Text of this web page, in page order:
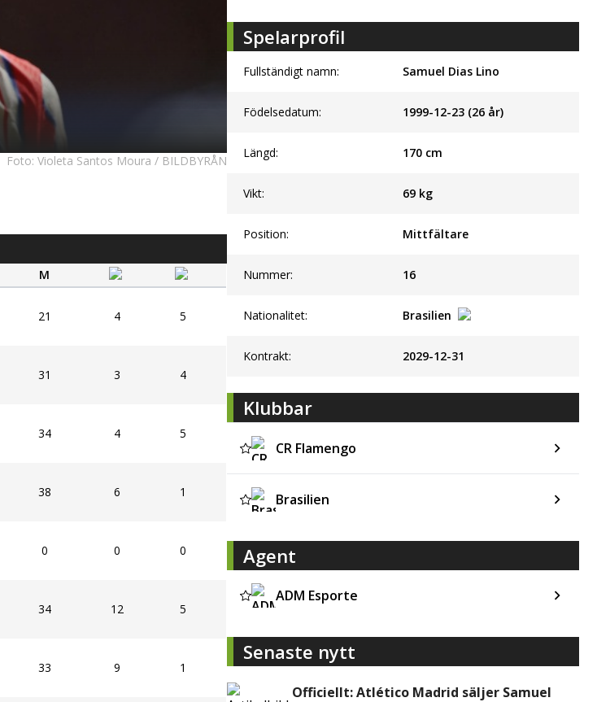
Foto: Violeta Santos Moura / BILDBYRÅN
M
21 4 5
31 3 4
34 4 5
38 6 1
0 0 0
34 12 5
33 9 1
Spelarprofil
Fullständigt namn: Samuel Dias Lino
Födelsedatum: 1999-12-23 (26 år)
Längd: 170cm
Vikt: 69kg
Position: Mittfältare
Nummer: 16
Nationalitet: Brasilien
Kontrakt: 2029-12-31
Klubbar
CR Flamengo
Brasilien
Agent
ADM Esporte
Senaste nytt
Officiellt: Atlético Madrid säljer Samuel